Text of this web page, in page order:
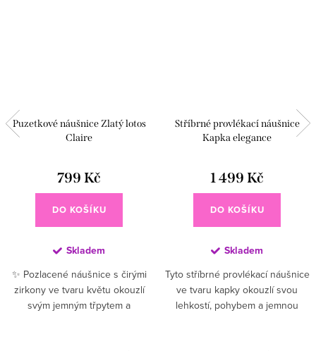
Puzetkové náušnice Zlatý lotos
Claire
799 Kč
DO KOŠÍKU
Skladem
✨ Pozlacené náušnice s čirými
zirkony ve tvaru květu okouzlí
svým jemným třpytem a
Stříbrné provlékací náušnice
Kapka elegance
1 499 Kč
DO KOŠÍKU
Skladem
Tyto stříbrné provlékací náušnice
ve tvaru kapky okouzlí svou
lehkostí, pohybem a jemnou